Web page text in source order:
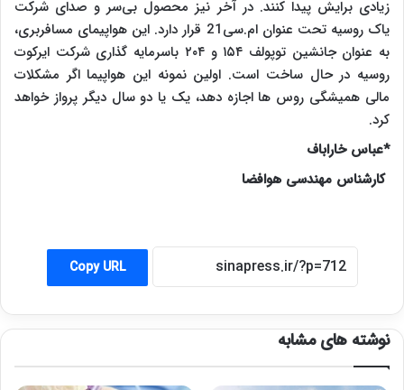
زیادی برایش پیدا کنند. در آخر نیز محصول بی‌سر و صدای شرکت
یاک روسیه تحت عنوان ام.سی21 قرار دارد. این هواپیمای مسافربری،
به عنوان جانشین توپولف ۱۵۴ و ۲۰۴ باسرمایه گذاری شرکت ایرکوت
روسیه در حال ساخت است. اولین نمونه این هواپیما اگر مشکلات
مالی همیشگی روس ها اجازه دهد، یک یا دو سال دیگر پرواز خواهد
کرد.
*عباس خاراباف
کارشناس مهندسی هوافضا
Copy URL
نوشته های مشابه